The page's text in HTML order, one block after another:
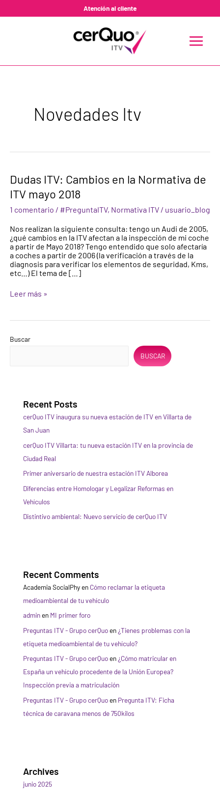
Atención al cliente
MENU
Novedades Itv
Dudas ITV: Cambios en la Normativa de
ITV mayo 2018
1 comentario / #PreguntaITV, Normativa ITV / usuario_blog
Nos realizan la siguiente consulta: tengo un Audi de 2005,
¿qué cambios en la ITV afectan a la inspección de mi coche
a partir de Mayo 2018? Tengo entendido que solo afectaría
a coches a partir de 2006 (la verificación a través de la
diagnosis para verificar los elementos de seguridad, Kms,
etc…) El tema de […]
Dudas
ITV:
Cambios
la
de
ITV
mayo
2018
Leer más »
Buscar
BUSCAR
Recent Posts
cerQuo ITV inaugura su nueva estación de ITV en Villarta de
San Juan
cerQuo ITV Villarta: tu nueva estación ITV en la provincia de
Ciudad Real
Primer aniversario de nuestra estación ITV Alborea
Diferencias entre Homologar y Legalizar Reformas en
Vehículos
Distintivo ambiental: Nuevo servicio de cerQuo ITV
Recent Comments
Academia SocialPhyen Cómo reclamar la etiqueta
medioambiental de tu vehículo
adminen MI primer foro
Preguntas ITV - Grupo cerQuoen ¿Tienes problemas con la
etiqueta medioambiental de tu vehículo?
Preguntas ITV - Grupo cerQuoen ¿Cómo matricular en
España un vehículo procedente de la Unión Europea?
Inspección previa a matriculación
Preguntas ITV - Grupo cerQuoen Pregunta ITV: Ficha
técnica de caravana menos de 750kilos
Archives
junio 2025